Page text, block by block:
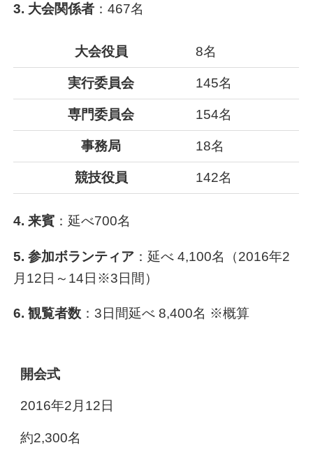
3. 大会関係者 ：467名
大会役員 8名
実行委員会 145名
専門委員会 154名
事務局 18名
競技役員 142名
4. 来賓 ：延べ700名
5. 参加ボランティア ：延べ 4,100名（2016年2
月12日～14日※3日間）
6. 観覧者数 ：3日間延べ 8,400名 ※概算
開会式
2016年2月12日
約2,300名